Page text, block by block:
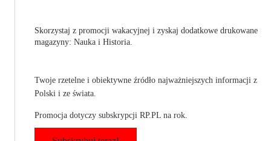
Skorzystaj z promocji wakacyjnej i zyskaj dodatkowe drukowane
magazyny: Nauka i Historia.
Twoje rzetelne i obiektywne źródło najważniejszych informacji z
Polski i ze świata.
Promocja dotyczy subskrypcji RP.PL na rok.